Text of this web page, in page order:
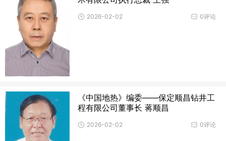
0评论
2026-02-02
《中国地热》编委——保定顺昌钻井工
程有限公司董事长 蒋顺昌
0评论
2026-02-02